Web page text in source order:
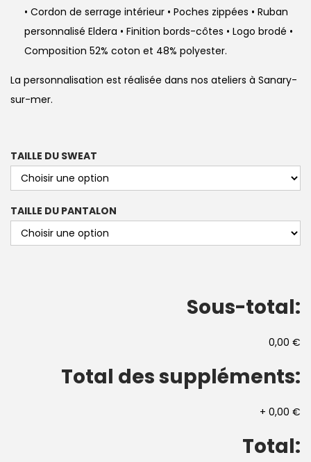
• Cordon de serrage intérieur • Poches zippées • Ruban
personnalisé Eldera • Finition bords-côtes • Logo brodé •
Composition 52% coton et 48% polyester.
La personnalisation est réalisée dans nos ateliers à Sanary-
sur-mer.
TAILLE DU SWEAT
TAILLE DU PANTALON
Sous-total:
0,00 €
Total des suppléments:
+ 0,00 €
Total: